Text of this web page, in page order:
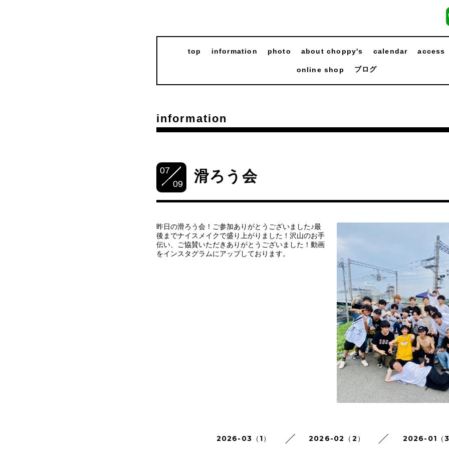
top information photo about choppy's calendar access
online shop ブログ
information
07
09
滑ろう会
昨日の滑ろう会！ご参加ありがとうございました♪最
後までナイスメイクで盛り上がりました！沢山のお手
伝い、ご協賛いただきありがとうございました！動画
をインスタグラムにアップしております。
2026-03（1） 2026-02（2） 2026-01（